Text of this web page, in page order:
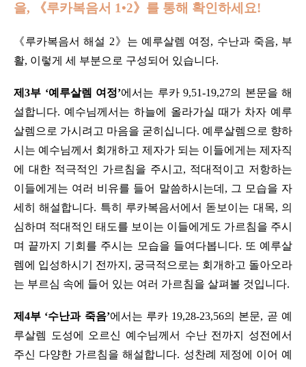
을,
《루카복음서 1•2》를 통해 확인하세요!
《루카복음서 해설 2》는 예루살렘 여정, 수난과 죽음, 부
활, 이렇게 세 부분으로 구성되어 있습니다.
제3부 ‘예루살렘 여정’에서는 루카 9,51-19,27의 본문을 해
설합니다. 예수님께서는 하늘에 올라가실 때가 차자 예루
살렘으로 가시려고 마음을 굳히십니다. 예루살렘으로 향하
시는 예수님께서 회개하고 제자가 되는 이들에게는 제자직
에 대한 적극적인 가르침을 주시고, 적대적이고 저항하는
이들에게는 여러 비유를 들어 말씀하시는데, 그 모습을 자
세히 해설합니다. 특히 루카복음서에서 돋보이는 대목, 의
심하며 적대적인 태도를 보이는 이들에게도 가르침을 주시
며 끝까지 기회를 주시는 모습을 들여다봅니다. 또 예루살
렘에 입성하시기 전까지, 궁극적으로는 회개하고 돌아오라
는 부르심 속에 들어 있는 여러 가르침을 살펴볼 것입니다.
제4부 ‘수난과 죽음’에서는 루카 19,28-23,56의 본문, 곧 예
루살렘 도성에 오르신 예수님께서 수난 전까지 성전에서
주신 다양한 가르침을 해설합니다. 성찬례 제정에 이어 예